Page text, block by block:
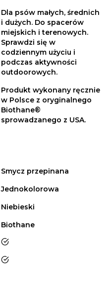
Dla psów małych, średnich
i dużych. Do spacerów
miejskich i terenowych.
Sprawdzi się w
codziennym użyciu i
podczas aktywności
outdoorowych.
Produkt wykonany ręcznie
w Polsce z oryginalnego
Biothane®
sprowadzanego z USA.
Smycz przepinana
Jednokolorowa
Niebieski
Biothane
tak
tak